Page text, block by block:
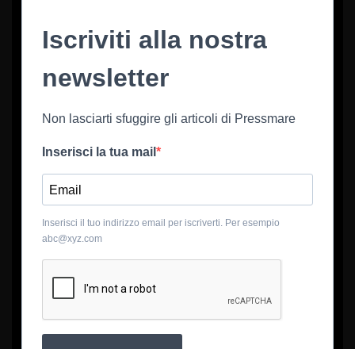
Iscriviti alla nostra
newsletter
Non lasciarti sfuggire gli articoli di Pressmare
Inserisci la tua mail
Inserisci il tuo indirizzo email per iscriverti. Per esempio
abc@xyz.com